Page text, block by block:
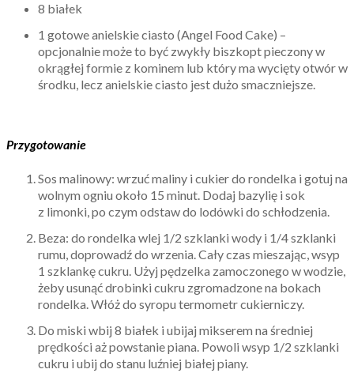
8 białek
1 gotowe anielskie ciasto (Angel Food Cake) –
opcjonalnie może to być zwykły biszkopt pieczony w
okrągłej formie z kominem lub który ma wycięty otwór w
środku, lecz anielskie ciasto jest dużo smaczniejsze.
Przygotowanie
Sos malinowy: wrzuć maliny i cukier do rondelka i gotuj na
wolnym ogniu około 15 minut. Dodaj bazylię i sok
z limonki, po czym odstaw do lodówki do schłodzenia.
Beza: do rondelka wlej 1/2 szklanki wody i 1/4 szklanki
rumu, doprowadź do wrzenia. Cały czas mieszając, wsyp
1 szklankę cukru. Użyj pędzelka zamoczonego w wodzie,
żeby usunąć drobinki cukru zgromadzone na bokach
rondelka. Włóż do syropu termometr cukierniczy.
Do miski wbij 8 białek i ubijaj mikserem na średniej
prędkości aż powstanie piana. Powoli wsyp 1/2 szklanki
cukru i ubij do stanu luźniej białej piany.